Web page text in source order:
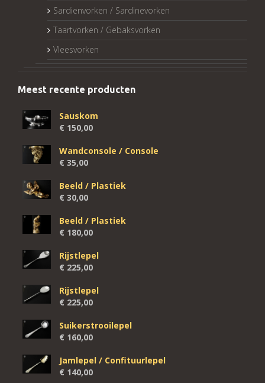
Sardienvorken / Sardinevorken
Taartvorken / Gebaksvorken
Vleesvorken
Meest recente producten
Sauskom
€ 150,00
Wandconsole / Console
€ 35,00
Beeld / Plastiek
€ 30,00
Beeld / Plastiek
€ 180,00
Rijstlepel
€ 225,00
Rijstlepel
€ 225,00
Suikerstrooilepel
€ 160,00
Jamlepel / Confituurlepel
€ 140,00